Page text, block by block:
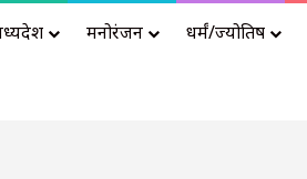
मनोरंजन धर्मं/ज्योतिष